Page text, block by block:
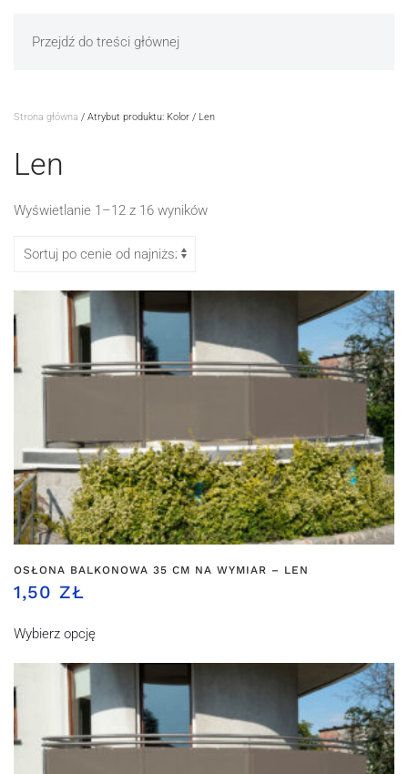
Przejdź do treści głównej
Strona główna / Atrybut produktu: Kolor / Len
Len
Wyświetlanie 1–12 z 16 wynikówPosortowane
wysokiej
OSŁONA BALKONOWA 35 CM NA WYMIAR – LEN
1,50 ZŁ
Wybierz opcję